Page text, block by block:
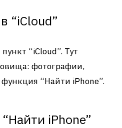
“iCloud”
“iCloud”. Тут
фотографии,
“Найти iPhone”.
iPhone”